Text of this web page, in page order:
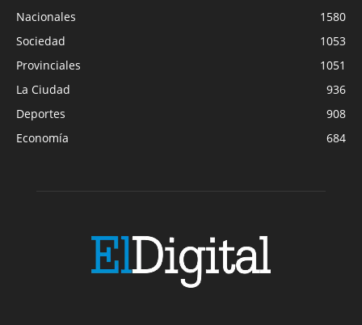
Nacionales
1580
Sociedad
1053
Provinciales
1051
La Ciudad
936
Deportes
908
Economía
684